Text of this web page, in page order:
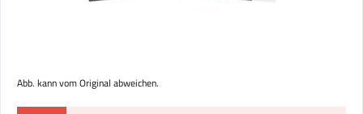
Abb. kann vom Original abweichen.